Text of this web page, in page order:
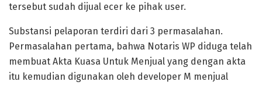
tersebut sudah dijual ecer ke pihak user.
Substansi pelaporan terdiri dari 3 permasalahan.
Permasalahan pertama, bahwa Notaris WP diduga telah
membuat Akta Kuasa Untuk Menjual yang dengan akta
itu kemudian digunakan oleh developer M menjual